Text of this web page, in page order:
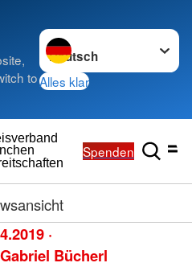
to
Sprache wechseln zu
Alles klar
Spenden
·
Gabriel Bücherl